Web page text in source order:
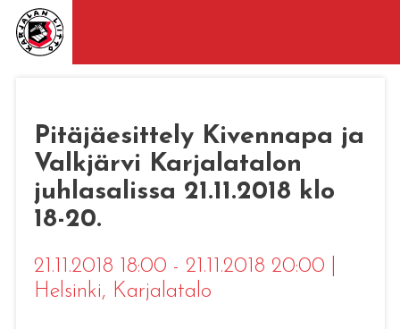
Pitäjäesittely Kivennapa ja
Valkjärvi Karjalatalon
juhlasalissa 21.11.2018 klo
18-20.
21.11.2018 18:00 - 21.11.2018 20:00
Helsinki, Karjalatalo